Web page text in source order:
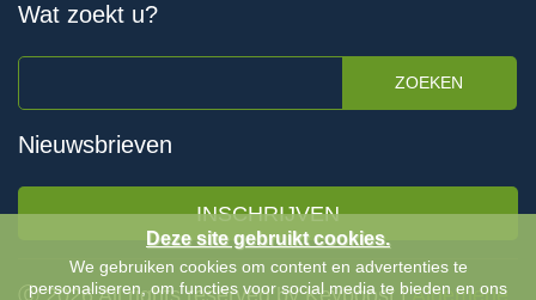
Wat zoekt u?
ZOEKEN
Nieuwsbrieven
INSCHRIJVEN
Deze site gebruikt cookies.
We gebruiken cookies om content en advertenties te
personaliseren, om functies voor social media te bieden en ons